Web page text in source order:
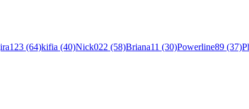
(64)kifia (40)Nick022 (58)Briana11 (30)Powerline89 (37)